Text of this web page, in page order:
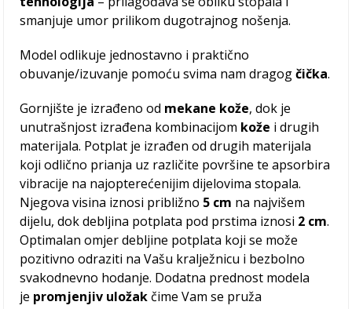
smanjuje umor prilikom dugotrajnog nošenja.
Model odlikuje jednostavno i praktično
obuvanje/izuvanje pomoću svima nam dragogčička.
Gornjište je izrađeno od mekane kože, dok je
unutrašnjost izrađena kombinacijom kože i drugih
materijala. Potplat je izrađen od drugih materijala
koji odlično prianja uz različite površine te apsorbira
vibracije na najopterećenijim dijelovima stopala.
Njegova visina iznosi približno 5 cm na najvišem
dijelu, dok debljina potplata pod prstima iznosi 2 cm.
Optimalan omjer debljine potplata koji se može
pozitivno odraziti na Vašu kralježnicu i bezbolno
svakodnevno hodanje. Dodatna prednost modela
je promjenjiv uložak čime Vam se pruža